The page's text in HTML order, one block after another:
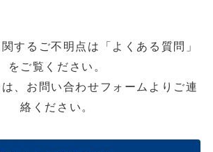
するご不明点は「よくある質問」
をご覧ください。
、お問い合わせフォームよりご連
絡ください。